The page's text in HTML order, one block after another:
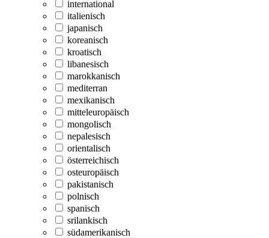
international
italienisch
japanisch
koreanisch
kroatisch
libanesisch
marokkanisch
mediterran
mexikanisch
mitteleuropäisch
mongolisch
nepalesisch
orientalisch
österreichisch
osteuropäisch
pakistanisch
polnisch
spanisch
srilankisch
südamerikanisch